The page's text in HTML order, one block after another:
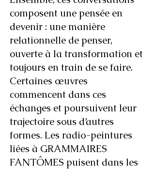
composent une pensée en
devenir : une manière
relationnelle de penser,
ouverte à la transformation et
toujours en train de se faire.
Certaines œuvres
commencent dans ces
échanges et poursuivent leur
trajectoire sous d’autres
formes. Les radio-peintures
liées à GRAMMAIRES
FANTÔMES puisent dans les